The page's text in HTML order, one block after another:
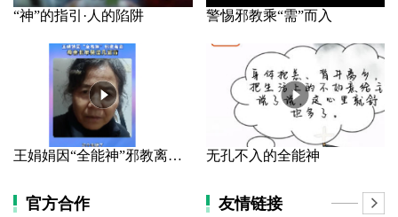
“神”的指引·人的陷阱 警惕邪教乘“需”而入
王娟娟因“全能神”邪教离家 母亲长年哭泣几近盲 无孔不入的全能神
官方合作 友情链接